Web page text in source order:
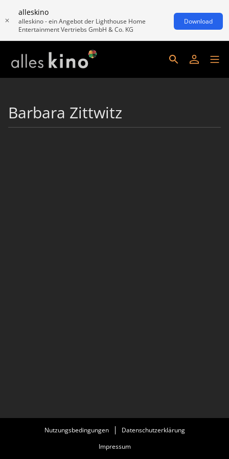
alleskino
alleskino - ein Angebot der Lighthouse Home
Entertainment Vertriebs GmbH & Co. KG
Download
Barbara Zittwitz
Nutzungsbedingungen
Datenschutzerklärung
Impressum